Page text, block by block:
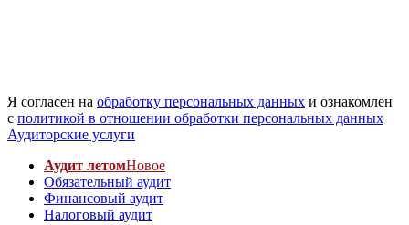
Я согласен на обработку персональных данных и ознакомлен
с политикой в отношении обработки персональных данных
Аудиторские услуги
Аудит летомНовое
Обязательный аудит
Финансовый аудит
Налоговый аудит